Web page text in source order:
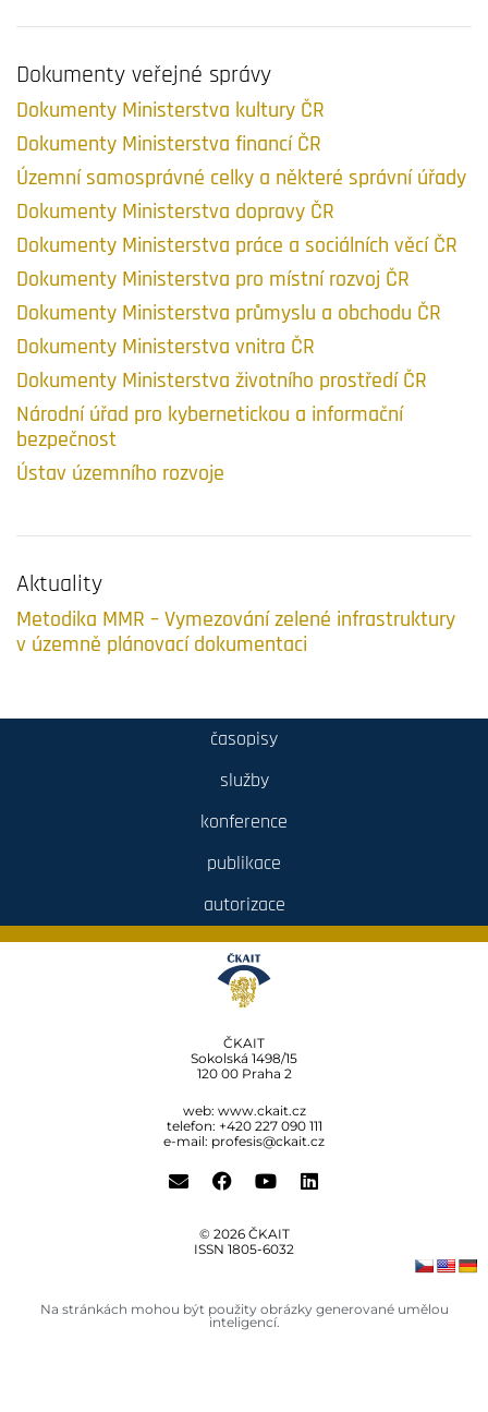
Dokumenty veřejné správy
Dokumenty Ministerstva kultury ČR
Dokumenty Ministerstva financí ČR
Územní samosprávné celky a některé správní úřady
Dokumenty Ministerstva dopravy ČR
Dokumenty Ministerstva práce a sociálních věcí ČR
Dokumenty Ministerstva pro místní rozvoj ČR
Dokumenty Ministerstva průmyslu a obchodu ČR
Dokumenty Ministerstva vnitra ČR
Dokumenty Ministerstva životního prostředí ČR
Národní úřad pro kybernetickou a informační
bezpečnost
Ústav územního rozvoje
Aktuality
Metodika MMR – Vymezování zelené infrastruktury
v územně plánovací dokumentaci
časopisy
služby
konference
publikace
autorizace
ČKAIT
Sokolská 1498/15
120 00 Praha 2
web: www.ckait.cz
telefon: +420 227 090 111
e-mail: profesis@ckait.cz
© 2026 ČKAIT
ISSN 1805‑6032
Na stránkách mohou být použity obrázky generované umělou
inteligencí.